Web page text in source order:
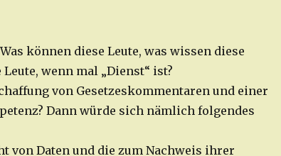
können diese Leute, was wissen diese
wenn mal „Dienst“ ist?
von Gesetzeskommentaren und einer
Dann würde sich nämlich folgendes
von Daten und die zum Nachweis ihrer